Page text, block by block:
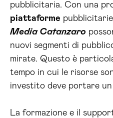
pubblicitaria. Con una
piattaforme
Media Catanzaro
nuovi segmenti di
mirate. Questo è
tempo in cui le risorse
investito deve portare
La formazione e il